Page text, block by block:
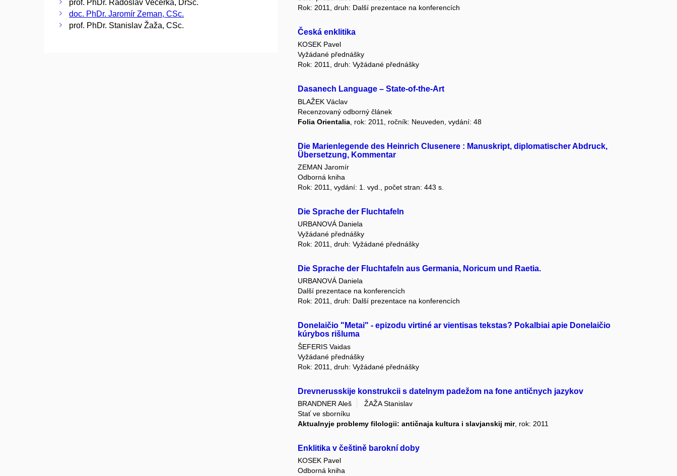
prof. PhDr. Radoslav Večerka, DrSc.
doc. PhDr. Jaromír Zeman, CSc.
prof. PhDr. Stanislav Žaža, CSc.
Rok: 2011, druh: Další prezentace na konferencích
Česká enklitika
KOSEK Pavel
Vyžádané přednášky
Rok: 2011, druh: Vyžádané přednášky
Dasanech Language – State-of-the-Art
BLAŽEK Václav
Recenzovaný odborný článek
Folia Orientalia , rok: 2011, ročník: Neuveden, vydání: 48
Die Marienlegende des Heinrich Clusenere : Manuskript, diplomatischer Abdruck,
Übersetzung, Kommentar
ZEMAN Jaromír
Odborná kniha
Rok: 2011, vydání: 1. vyd., počet stran: 443 s.
Die Sprache der Fluchtafeln
URBANOVÁ Daniela
Vyžádané přednášky
Rok: 2011, druh: Vyžádané přednášky
Die Sprache der Fluchtafeln aus Germania, Noricum und Raetia.
URBANOVÁ Daniela
Další prezentace na konferencích
Rok: 2011, druh: Další prezentace na konferencích
Donelaičio "Metai" - epizodu virtiné ar vientisas tekstas? Pokalbiai apie Donelaičio
kúrybos rišluma
ŠEFERIS Vaidas
Vyžádané přednášky
Rok: 2011, druh: Vyžádané přednášky
Drevnerusskije konstrukcii s datelnym padežom na fone antičnych jazykov
BRANDNER Aleš
ŽAŽA Stanislav
Stať ve sborníku
Aktualnyje problemy filologii: antičnaja kultura i slavjanskij mir, rok: 2011
Enklitika v češtině barokní doby
KOSEK Pavel
Odborná kniha